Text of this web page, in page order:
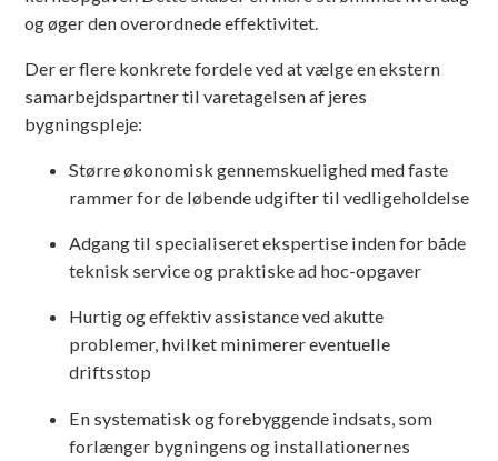
og øger den overordnede effektivitet.
Der er flere konkrete fordele ved at vælge en ekstern
samarbejdspartner til varetagelsen af jeres
bygningspleje:
Større økonomisk gennemskuelighed med faste
rammer for de løbende udgifter til vedligeholdelse
Adgang til specialiseret ekspertise inden for både
teknisk service og praktiske ad hoc-opgaver
Hurtig og effektiv assistance ved akutte
problemer, hvilket minimerer eventuelle
driftsstop
En systematisk og forebyggende indsats, som
forlænger bygningens og installationernes